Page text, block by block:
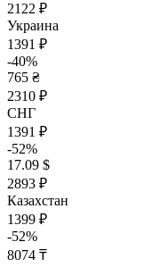
2122 ₽
Украина
1391 ₽
-40%
765 ₴
2310 ₽
СНГ
1391 ₽
-52%
17.09 $
2893 ₽
Казахстан
1399 ₽
-52%
8074 ₸